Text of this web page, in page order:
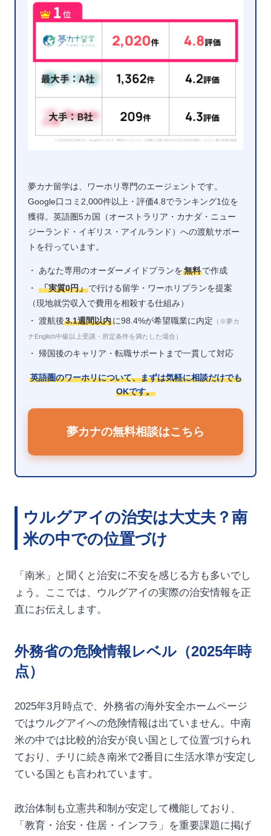
夢カナ留学は、ワーホリ専門のエージェントです。
Google口コミ2,000件以上・評価4.8でランキング1位を
獲得。英語圏5カ国（オーストラリア・カナダ・ニュー
ジーランド・イギリス・アイルランド）への渡航サポー
トを行っています。
・ あなた専用のオーダーメイドプランを無料で作成
・
「実質0円」で行ける留学・ワーホリプランを提案
（現地就労収入で費用を相殺する仕組み）
・ 渡航後3.1週間以内に98.4%が希望職業に内定 （※夢カ
ナEnglish中級以上受講・所定条件を満たした場合）
・ 帰国後のキャリア・転職サポートまで一貫して対応
英語圏のワーホリについて、まずは気軽に相談だけでも
OKです。
夢カナの無料相談はこちら
ウルグアイの治安は大丈夫？南
米の中での位置づけ
「南米」と聞くと治安に不安を感じる方も多いでし
ょう。ここでは、ウルグアイの実際の治安情報を正
直にお伝えします。
外務省の危険情報レベル（2025年時
点）
2025年3月時点で、外務省の海外安全ホームページ
ではウルグアイへの危険情報は出ていません。中南
米の中では比較的治安が良い国として位置づけられ
ており、チリに続き南米で2番目に生活水準が安定し
ている国とも言われています。
政治体制も立憲共和制が安定して機能しており、
「教育・治安・住居・インフラ」を重要課題に掲げ